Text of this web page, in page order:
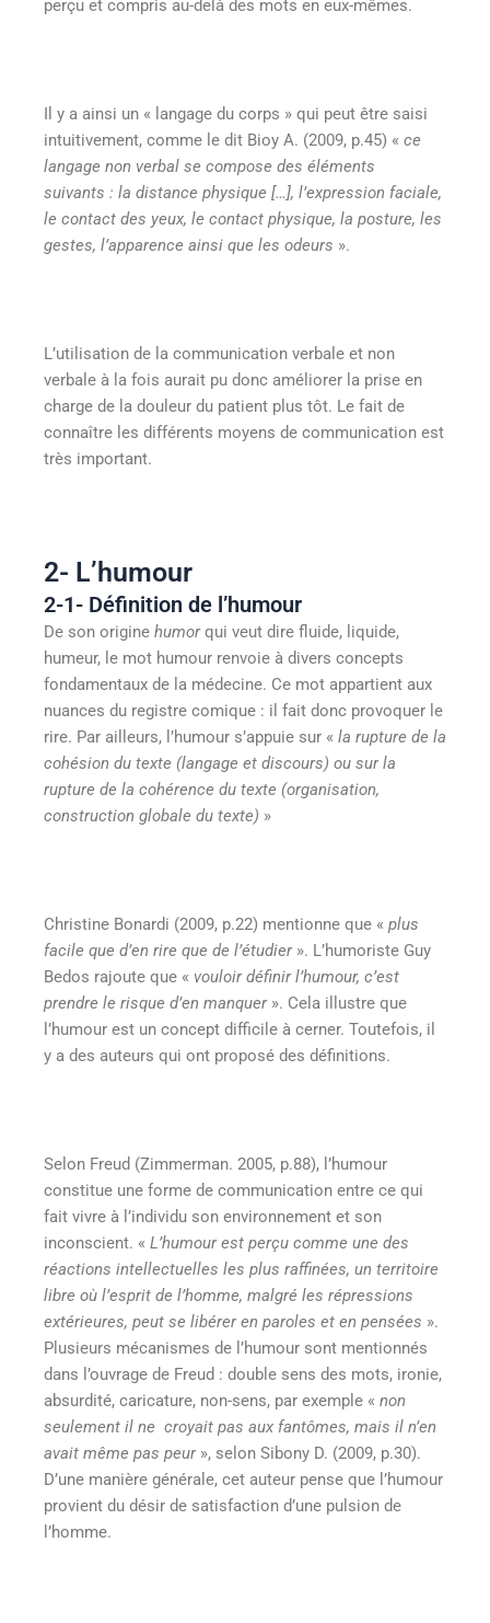
perçu et compris au-delà des mots en eux-mêmes.
Il y a ainsi un « langage du corps » qui peut être saisi
intuitivement, comme le dit Bioy A. (2009, p.45) « ce
langage non verbal se compose des éléments
suivants : la distance physique […], l’expression faciale,
le contact des yeux, le contact physique, la posture, les
gestes, l’apparence ainsi que les odeurs ».
L’utilisation de la communication verbale et non
verbale à la fois aurait pu donc améliorer la prise en
charge de la douleur du patient plus tôt. Le fait de
connaître les différents moyens de communication est
très important.
2- L’humour
2-1- Définition de l’humour
De son origine humorqui veut dire fluide, liquide,
humeur, le mot humour renvoie à divers concepts
fondamentaux de la médecine. Ce mot appartient aux
nuances du registre comique : il fait donc provoquer le
rire. Par ailleurs, l’humour s’appuie sur « la rupture de la
cohésion du texte (langage et discours) ou sur la
rupture de la cohérence du texte (organisation,
construction globale du texte) »
Christine Bonardi (2009, p.22) mentionne que « plus
facile que d’en rire que de l’étudier». L’humoriste Guy
Bedos rajoute que « vouloir définir l’humour, c’est
prendre le risque d’en manquer». Cela illustre que
l’humour est un concept difficile à cerner. Toutefois, il
y a des auteurs qui ont proposé des définitions.
Selon Freud (Zimmerman. 2005, p.88), l’humour
constitue une forme de communication entre ce qui
fait vivre à l’individu son environnement et son
inconscient. « L’humour est perçu comme une des
réactions intellectuelles les plus raffinées, un territoire
libre où l’esprit de l’homme, malgré les répressions
extérieures, peut se libérer en paroles et en pensées ».
Plusieurs mécanismes de l’humour sont mentionnés
dans l’ouvrage de Freud : double sens des mots, ironie,
absurdité, caricature, non-sens, par exemple « non
seulement il ne croyait pas aux fantômes, mais il n’en
avait même pas peur », selon Sibony D. (2009, p.30).
D’une manière générale, cet auteur pense que l’humour
provient du désir de satisfaction d’une pulsion de
l’homme.